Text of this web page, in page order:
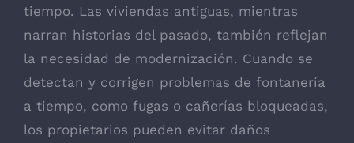
tiempo. Las viviendas antiguas, mientras
narran historias del pasado, también reflejan
la necesidad de modernización. Cuando se
detectan y corrigen problemas de fontanería
a tiempo, como fugas o cañerías bloqueadas,
los propietarios pueden evitar daños